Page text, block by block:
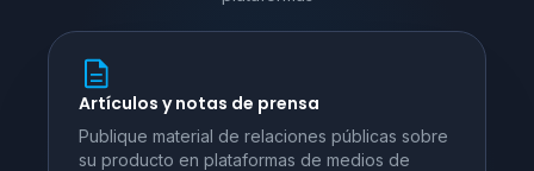
Artículos y notas de prensa
Publique material de relaciones públicas sobre
su producto en plataformas de medios de